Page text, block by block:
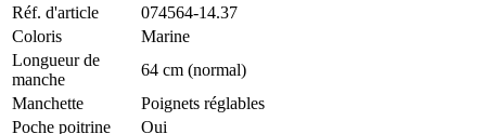
Réf. d'article
074564-14.37
Coloris
Marine
Longueur de
manche
64 cm (normal)
Manchette
Poignets réglables
Poche poitrine
Oui